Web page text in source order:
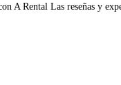
A Rental Las reseñas y